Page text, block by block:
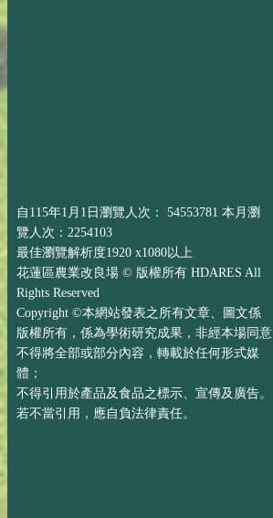
自115年1月1日瀏覽人次： 54553781 本月瀏
覽人次：2254103
最佳瀏覽解析度1920 x1080以上
花蓮區農業改良場 © 版權所有 HDARES All
Rights Reserved
Copyright ©本網站發表之所有文章、圖文係
版權所有，係為學術研究成果，非經本場同意
不得將全部或部分內容，轉載於任何形式媒
體；
不得引用於產品及食品之標示、宣傳及廣告。
若不當引用，應自負法律責任。